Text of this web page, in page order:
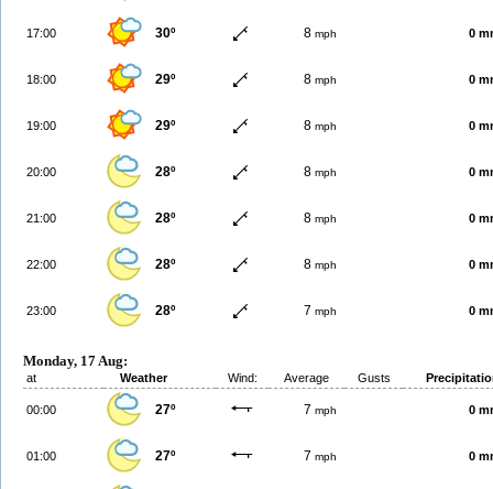
17:00 30º 8 mph 0
18:00 29º 8 mph 0
19:00 29º 8 mph 0
20:00 28º 8 mph 0
21:00 28º 8 mph 0
22:00 28º 8 mph 0
23:00 28º 7 mph 0
Monday, 17 Aug:
at Weather Wind: Average Gusts
00:00 27º 7 mph 0
01:00 27º 7 mph 0